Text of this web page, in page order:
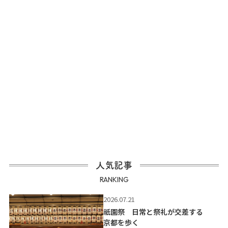
人気記事
RANKING
2026.07.21
祇園祭 日常と祭礼が交差する
京都を歩く